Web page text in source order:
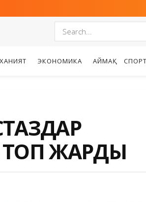
ЭКОНОМИКА АЙМАҚ СПОРТ
ТОП ЖАРДЫ